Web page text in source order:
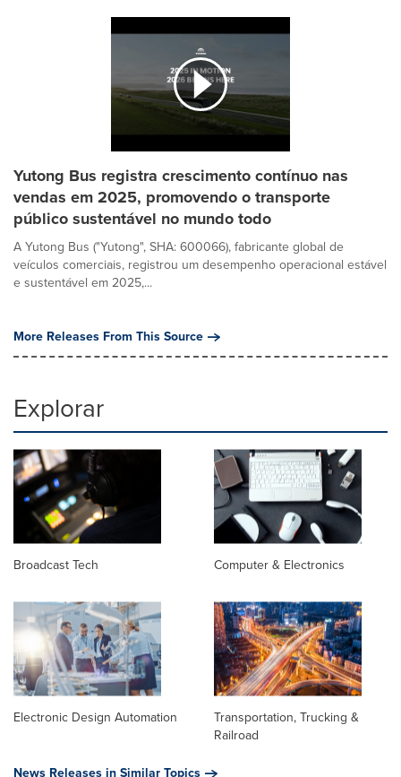
Yutong Bus registra crescimento contínuo nas
vendas em 2025, promovendo o transporte
público sustentável no mundo todo
A Yutong Bus ("Yutong", SHA: 600066), fabricante global de
veículos comerciais, registrou um desempenho operacional estável
e sustentável em 2025,...
More Releases From This Source
Explorar
Broadcast Tech Computer & Electronics
Electronic Design Automation
Transportation, Trucking &
Railroad
News Releases in Similar Topics